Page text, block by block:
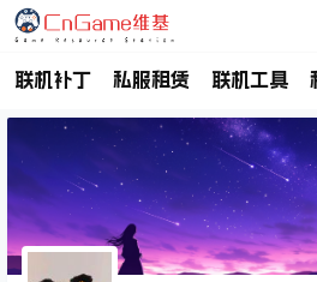
联机补丁 私服租赁 联机工具